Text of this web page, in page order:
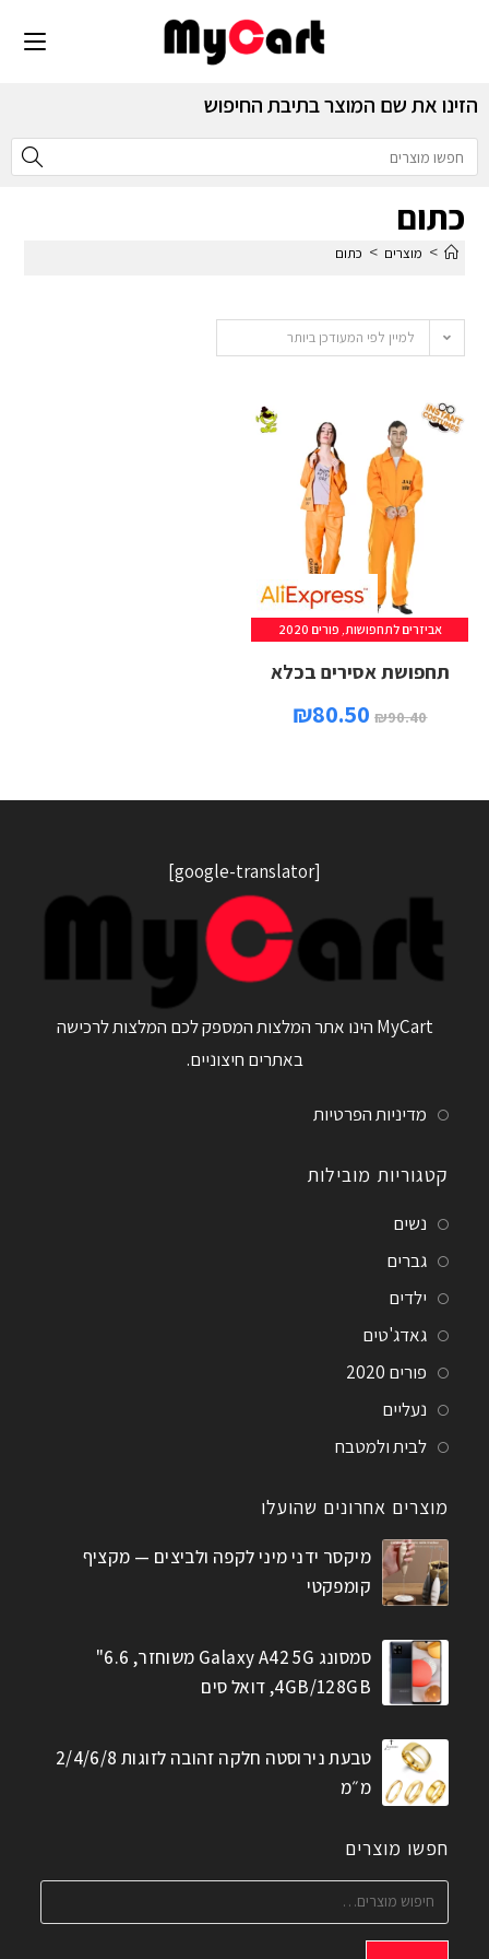
הזינו את שם המוצר בתיבת החיפוש
כתום
> מוצרים > כתום
למיין לפי המעודכן ביותר
אביזרים לתחפושות, פורים 2020
תחפושת אסירים בכלא
₪90.40
₪80.50
[google-translator]
MyCart הינו אתר המלצות המספק לכם המלצות לרכישה
באתרים חיצוניים.
מדיניות הפרטיות
קטגוריות מובילות
נשים
גברים
ילדים
גאדג'טים
פורים 2020
נעליים
לבית ולמטבח
מוצרים אחרונים שהועלו
מיקסר ידני מיני לקפה ולביצים — מקציף
קומפקטי
סמסונג Galaxy A42 5G משוחזר, 6.6"
4GB/128GB, דואל סים
טבעת נירוסטה חלקה זהובה לזוגות 2/4/6/8
מ״מ
חפשו מוצרים